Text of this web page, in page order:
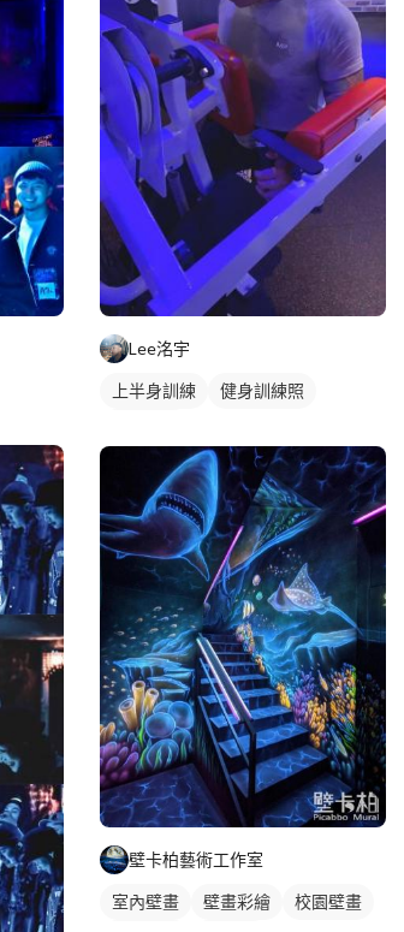
Lee洺宇
上半身訓練
健身訓練照
壁卡柏藝術工作室
室內壁畫 壁畫彩繪
校園壁畫